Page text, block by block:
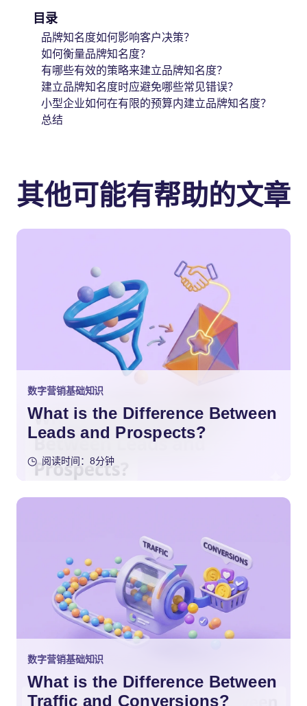
目录
品牌知名度如何影响客户决策？
如何衡量品牌知名度？
有哪些有效的策略来建立品牌知名度？
建立品牌知名度时应避免哪些常见错误？
小型企业如何在有限的预算内建立品牌知名度？
总结
其他可能有帮助的文章
数字营销基础知识
What is the Difference Between
Leads and Prospects?
阅读时间：8分钟
数字营销基础知识
What is the Difference Between
Traffic and Conversions?